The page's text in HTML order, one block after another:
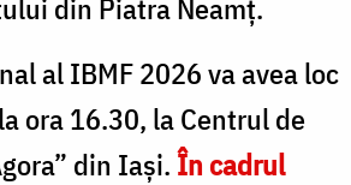
din Piatra Neamț.
al IBMF 2026 va avea loc
ora 16.30, la Centrul de
din Iași.În cadrul